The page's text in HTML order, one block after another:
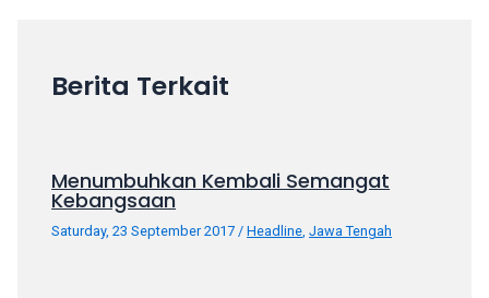
Watching
completely
Berita Terkait
Menumbuhkan Kembali Semangat
Kebangsaan
Saturday, 23 September 2017 /Headline ,Jawa Tengah